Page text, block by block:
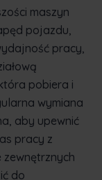
maszyn
pojazdu,
pracy,
pobiera i
wymiana
aby upewnić
pracy z
zewnętrznych
do